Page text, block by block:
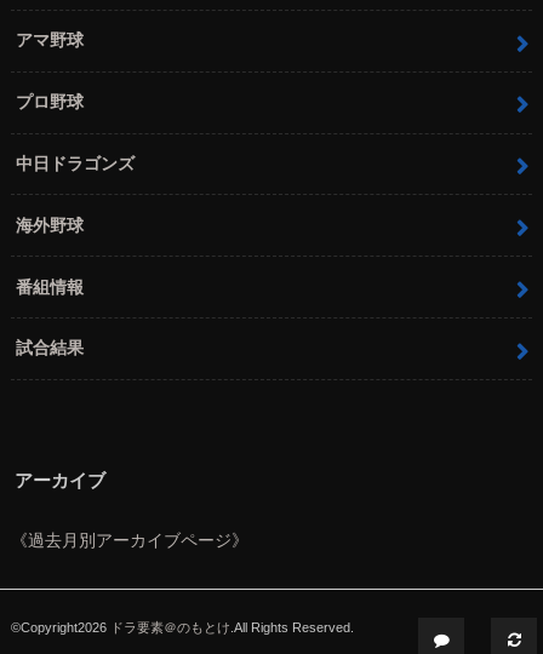
アマ野球
プロ野球
中日ドラゴンズ
海外野球
番組情報
試合結果
アーカイブ
《過去月別アーカイブページ》
©Copyright2026 ドラ要素＠のもとけ .All Rights Reserved.